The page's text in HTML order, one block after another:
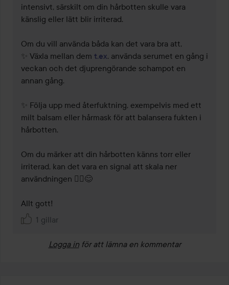
intensivt, särskilt om din hårbotten skulle vara
känslig eller lätt blir irriterad.
Om du vill använda båda kan det vara bra att,
✨ Växla mellan dem t.ex. använda serumet en gång i
veckan och det djuprengörande schampot en
annan gång.
✨ Följa upp med återfuktning, exempelvis med ett
milt balsam eller hårmask för att balansera fukten i
hårbotten.
Om du märker att din hårbotten känns torr eller
irriterad, kan det vara en signal att skala ner
användningen 💆‍♀️😊
Allt gott!
1 gillar
Logga in för att lämna en kommentar